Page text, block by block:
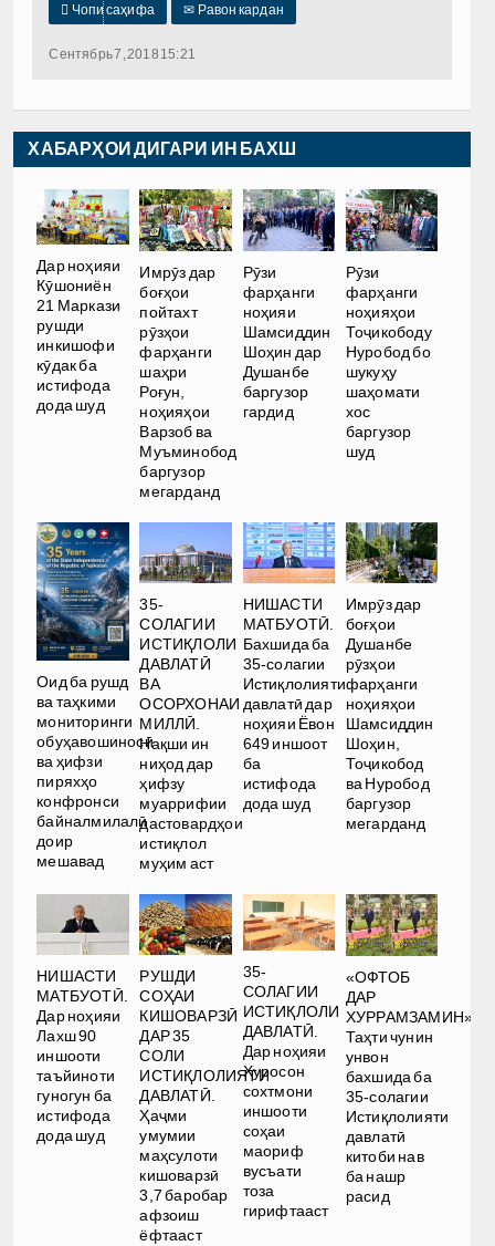
 Чопи саҳифа ✉ Равон кардан
Сентябрь 7, 2018 15:21
ХАБАРҲОИ ДИГАРИ ИН БАХШ
Дар ноҳияи
Кӯшониён
21 Маркази
рушди
инкишофи
кӯдак ба
истифода
дода шуд
Имрӯз дар
боғҳои
пойтахт
рӯзҳои
фарҳанги
шаҳри
Роғун,
ноҳияҳои
Варзоб ва
Муъминобод
баргузор
мегарданд
Рӯзи
фарҳанги
ноҳияи
Шамсиддин
Шоҳин дар
Душанбе
баргузор
гардид
Рӯзи
фарҳанги
ноҳияҳои
Тоҷикободу
Нуробод бо
шукуҳу
шаҳомати
хос
баргузор
шуд
Оид ба рушд
ва таҳкими
мониторинги
обуҳавошиносӣ
ва ҳифзи
пиряхҳо
конфронси
байналмилалӣ
доир
мешавад
35-
СОЛАГИИ
ИСТИҚЛОЛИ
ДАВЛАТӢ
ВА
ОСОРХОНАИ
МИЛЛӢ.
Нақши ин
ниҳод дар
ҳифзу
муаррифии
дастовардҳои
истиқлол
муҳим аст
НИШАСТИ
МАТБУОТӢ.
Бахшида ба
35-солагии
Истиқлолияти
давлатӣ дар
ноҳияи Ёвон
649 иншоот
ба
истифода
дода шуд
Имрӯз дар
боғҳои
Душанбе
рӯзҳои
фарҳанги
ноҳияҳои
Шамсиддин
Шоҳин,
Тоҷикобод
ва Нуробод
баргузор
мегарданд
НИШАСТИ
МАТБУОТӢ.
Дар ноҳияи
Лахш 90
иншооти
таъйиноти
гуногун ба
истифода
дода шуд
РУШДИ
СОҲАИ
КИШОВАРЗӢ
ДАР 35
СОЛИ
ИСТИҚЛОЛИЯТИ
ДАВЛАТӢ.
Ҳаҷми
умумии
маҳсулоти
кишоварзӣ
3,7 баробар
афзоиш
ёфтааст
35-
СОЛАГИИ
ИСТИҚЛОЛИ
ДАВЛАТӢ.
Дар ноҳияи
Хуросон
сохтмони
иншооти
соҳаи
маориф
вусъати
тоза
гирифтааст
«ОФТОБ
ДАР
ХУРРАМЗАМИН».
Таҳти чунин
унвон
бахшида ба
35-солагии
Истиқлолияти
давлатӣ
китоби нав
ба нашр
расид